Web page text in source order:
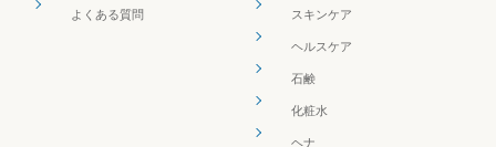
よくある質問 スキンケア
ヘルスケア
石鹸
化粧水
ヘナ